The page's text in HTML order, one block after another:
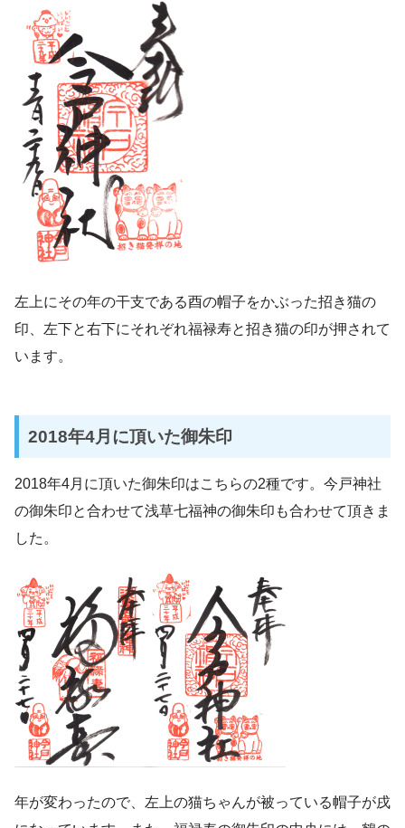
左上にその年の干支である酉の帽子をかぶった招き猫の
印、左下と右下にそれぞれ福禄寿と招き猫の印が押されて
います。
2018年4月に頂いた御朱印
2018年4月に頂いた御朱印はこちらの2種です。今戸神社
の御朱印と合わせて浅草七福神の御朱印も合わせて頂きま
した。
年が変わったので、左上の猫ちゃんが被っている帽子が戌